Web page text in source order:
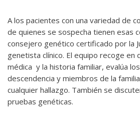
A los pacientes con una variedad de
de quienes se sospecha tienen esas
consejero genético certificado por la
genetista clínico. El equipo recoge en
médica y la historia familiar, evalúa
descendencia y miembros de la
cualquier hallazgo. También se
pruebas genéticas.